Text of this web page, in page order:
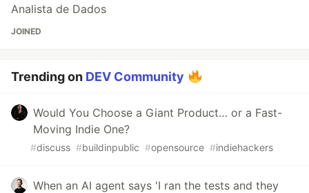
Analista de Dados
JOINED
Trending on DEV Community
Would You Choose a Giant Product… or a Fast-
Moving Indie One?
#discuss #buildinpublic #opensource #indiehackers
When an AI agent says 'I ran the tests and they